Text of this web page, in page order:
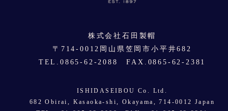
株式会社石田製帽
〒714-0012岡山県笠岡市小平井682
TEL.0865-62-2088 FAX.0865-62-2381
ISHIDASEIBOU Co. Ltd.
682 Obirai, Kasaoka-shi, Okayama, 714-0012 Japan